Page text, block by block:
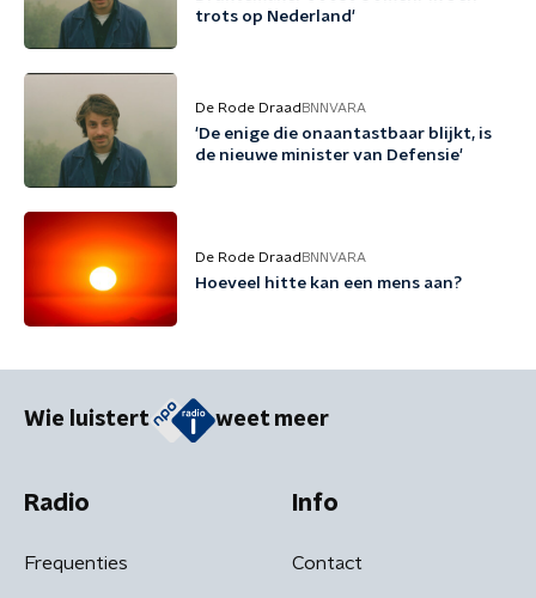
trots op Nederland'
De Rode Draad BNNVARA
'De enige die onaantastbaar blijkt, is
de nieuwe minister van Defensie'
De Rode Draad BNNVARA
Hoeveel hitte kan een mens aan?
Wie luistert weet meer
Radio
Frequenties
Info
Contact